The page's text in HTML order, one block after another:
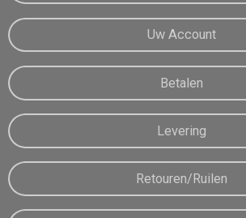
Uw Account
Betalen
Levering
Retouren/Ruilen